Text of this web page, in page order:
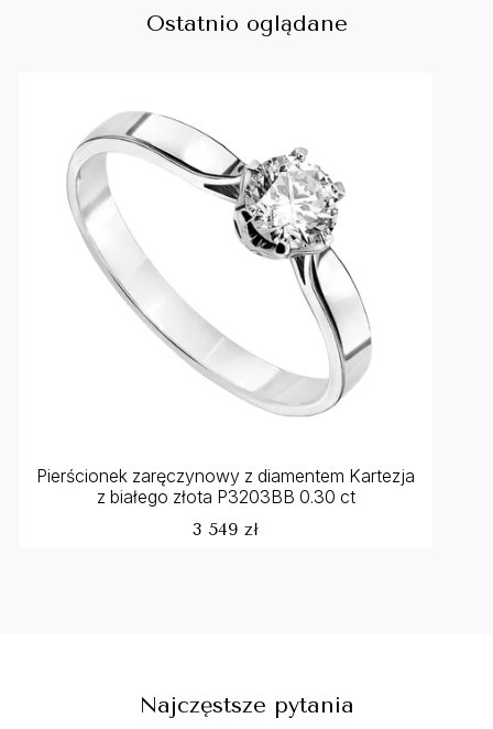
Ostatnio oglądane
Pierścionek zaręczynowy z diamentem Kartezja
z białego złota P3203BB 0.30 ct
3 549 zł
Najczęstsze pytania